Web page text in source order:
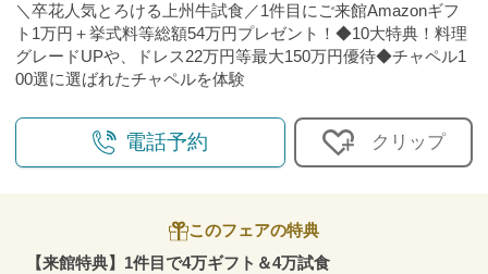
＼卒花人気とろける上州牛試食／1件目にご来館Amazonギフ
ト1万円＋挙式料等総額54万円プレゼント！◆10大特典！料理
グレードUPや、ドレス22万円等最大150万円優待◆チャペル1
00選に選ばれたチャペルを体験
電話予約 クリップ
このフェアの特典
【来館特典】1件目で4万ギフト＆4万試食